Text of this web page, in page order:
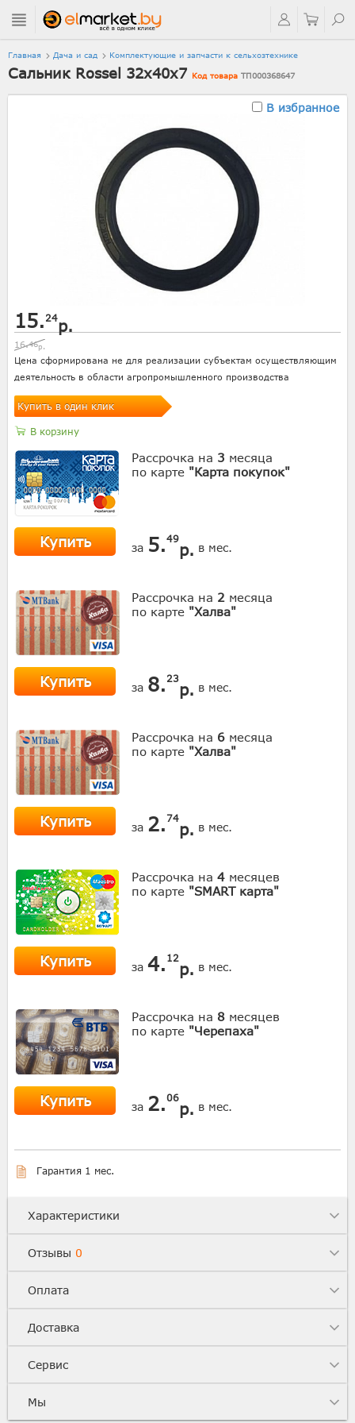
Главная Дача и сад Комплектующие и запчасти к сельхозтехнике
Сальник Rossel 32х40х7 Код товара ТП000368647
В избранное
15. 24р.
16.46р.
Цена сформирована не для реализации субъектам осуществляющим
деятельность в области агропромышленного производства
Купить в один клик
В корзину
Рассрочка на 3 месяца
по карте "Карта покупок"
Купить за 5.49
р. в мес.
Рассрочка на 2 месяца
по карте "Халва"
Купить за 8. 23
р. в мес.
Рассрочка на 6 месяца
по карте "Халва"
Купить за 2. 74
р. в мес.
Рассрочка на 4 месяцев
по карте "SMART карта"
Купить за 4. 12
р. в мес.
Рассрочка на 8 месяцев
по карте "Черепаха"
Купить за 2.06
р. в мес.
Гарантия 1 мес.
Характеристики
Отзывы 0
Оплата
Доставка
Сервис
Мы